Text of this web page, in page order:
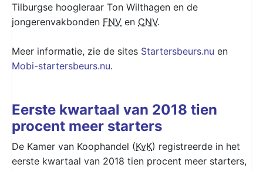
Tilburgse hoogleraar Ton Wilthagen en de
jongerenvakbonden FNV en CNV.
Meer informatie, zie de sites Startersbeurs.nu en
Mobi-startersbeurs.nu.
Eerste kwartaal van 2018 tien
procent meer starters
De Kamer van Koophandel (KvK) registreerde in het
eerste kwartaal van 2018 tien procent meer starters,